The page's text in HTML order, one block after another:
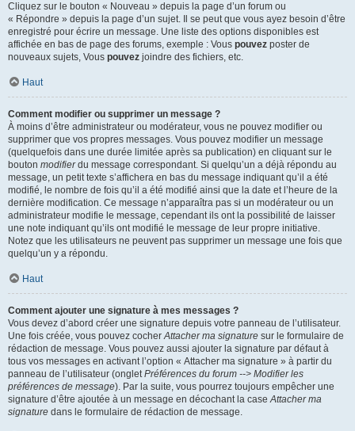
Cliquez sur le bouton « Nouveau » depuis la page d’un forum ou
« Répondre » depuis la page d’un sujet. Il se peut que vous ayez besoin d’être
enregistré pour écrire un message. Une liste des options disponibles est
affichée en bas de page des forums, exemple : Vous pouvez poster de
nouveaux sujets, Vous pouvez joindre des fichiers, etc.
Haut
Comment modifier ou supprimer un message ?
À moins d’être administrateur ou modérateur, vous ne pouvez modifier ou
supprimer que vos propres messages. Vous pouvez modifier un message
(quelquefois dans une durée limitée après sa publication) en cliquant sur le
bouton modifierdu message correspondant. Si quelqu’un a déjà répondu au
message, un petit texte s’affichera en bas du message indiquant qu’il a été
modifié, le nombre de fois qu’il a été modifié ainsi que la date et l’heure de la
dernière modification. Ce message n’apparaîtra pas si un modérateur ou un
administrateur modifie le message, cependant ils ont la possibilité de laisser
une note indiquant qu’ils ont modifié le message de leur propre initiative.
Notez que les utilisateurs ne peuvent pas supprimer un message une fois que
quelqu’un y a répondu.
Haut
Comment ajouter une signature à mes messages ?
Vous devez d’abord créer une signature depuis votre panneau de l’utilisateur.
Une fois créée, vous pouvez cocherAttacher ma signature sur le formulaire de
rédaction de message. Vous pouvez aussi ajouter la signature par défaut à
tous vos messages en activant l’option « Attacher ma signature » à partir du
panneau de l’utilisateur (ongletPréférences du forum --> Modifier les
préférences de message). Par la suite, vous pourrez toujours empêcher une
signature d’être ajoutée à un message en décochant la caseAttacher ma
signature dans le formulaire de rédaction de message.